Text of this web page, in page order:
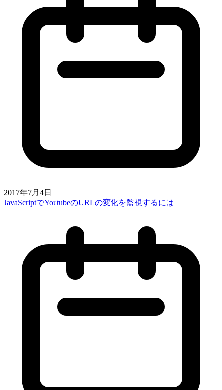
2017年7月4日
JavaScriptでYoutubeのURLの変化を監視するには